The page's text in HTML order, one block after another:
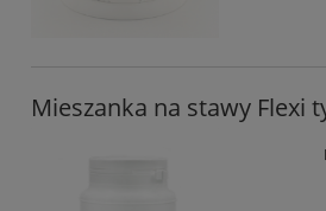
Mieszanka na stawy Flexi